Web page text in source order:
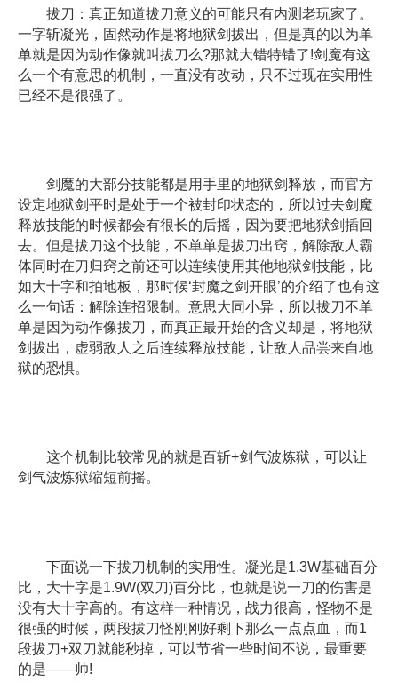
拔刀：真正知道拔刀意义的可能只有内测老玩家了。
一字斩凝光，固然动作是将地狱剑拔出，但是真的以为单
单就是因为动作像就叫拔刀么?那就大错特错了!剑魔有这
么一个有意思的机制，一直没有改动，只不过现在实用性
已经不是很强了。
剑魔的大部分技能都是用手里的地狱剑释放，而官方
设定地狱剑平时是处于一个被封印状态的，所以过去剑魔
释放技能的时候都会有很长的后摇，因为要把地狱剑插回
去。但是拔刀这个技能，不单单是拔刀出窍，解除敌人霸
体同时在刀归窍之前还可以连续使用其他地狱剑技能，比
如大十字和拍地板，那时候‘封魔之剑开眼’的介绍了也有这
么一句话：解除连招限制。意思大同小异，所以拔刀不单
单是因为动作像拔刀，而真正最开始的含义却是，将地狱
剑拔出，虚弱敌人之后连续释放技能，让敌人品尝来自地
狱的恐惧。
这个机制比较常见的就是百斩+剑气波炼狱，可以让
剑气波炼狱缩短前摇。
下面说一下拔刀机制的实用性。凝光是1.3W基础百分
比，大十字是1.9W(双刀)百分比，也就是说一刀的伤害是
没有大十字高的。有这样一种情况，战力很高，怪物不是
很强的时候，两段拔刀怪刚刚好剩下那么一点点血，而1
段拔刀+双刀就能秒掉，可以节省一些时间不说，最重要
的是——帅!